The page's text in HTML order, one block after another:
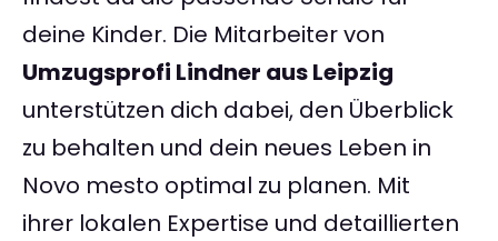
deine Kinder. Die Mitarbeiter von
Umzugsprofi Lindner aus Leipzig
unterstützen dich dabei, den Überblick
zu behalten und dein neues Leben in
Novo mesto optimal zu planen. Mit
ihrer lokalen Expertise und detaillierten